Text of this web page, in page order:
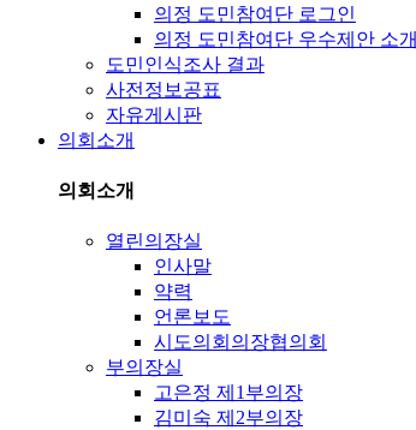
의정 도민참여단 로그인
의정 도민참여단 우수제안 소개
도민인식조사 결과
사전정보공표
자유게시판
의회소개
의회소개
열린의장실
인사말
약력
언론보도
시도의회의장협의회
부의장실
고은정 제1부의장
김미숙 제2부의장